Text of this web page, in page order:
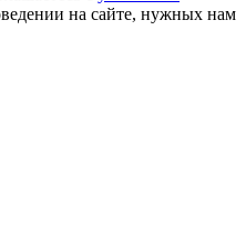
на сайте, нужных нам